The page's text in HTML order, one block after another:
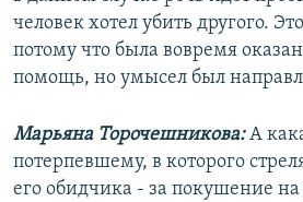
человек хотел убить другого.
потому что была вовремя
помощь, но умысел был
Марьяна Торочешникова:А
потерпевшему, в которого
его обидчика - за покушение на